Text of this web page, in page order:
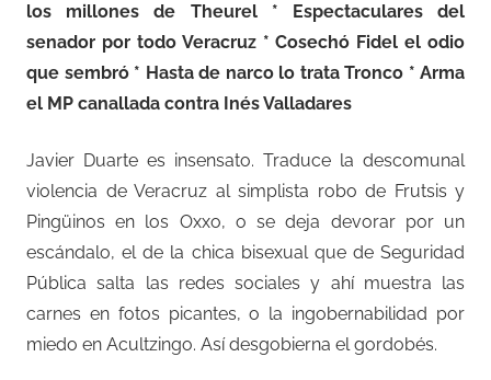
los millones de Theurel * Espectaculares del
senador por todo Veracruz * Cosechó Fidel el odio
que sembró * Hasta de narco lo trata Tronco * Arma
el MP canallada contra Inés Valladares
Javier Duarte es insensato. Traduce la descomunal
violencia de Veracruz al simplista robo de Frutsis y
Pingüinos en los Oxxo, o se deja devorar por un
escándalo, el de la chica bisexual que de Seguridad
Pública salta las redes sociales y ahí muestra las
carnes en fotos picantes, o la ingobernabilidad por
miedo en Acultzingo. Así desgobierna el gordobés.